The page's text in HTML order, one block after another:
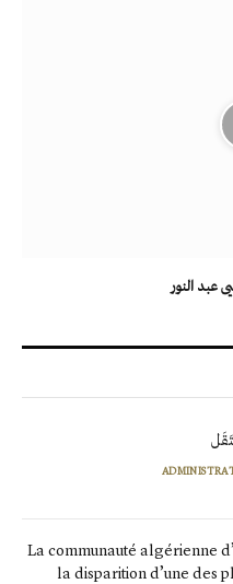
عبد النور
La communauté algérienne
la disparition d’une des